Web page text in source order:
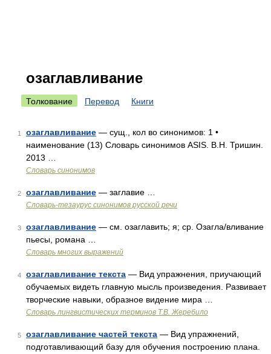
озаглавливание
Толкование Перевод Книги
1 озаглавливание — сущ., кол во синонимов: 1 •
наименование (13) Словарь синонимов ASIS. В.Н. Тришин.
2013 …
Словарь синонимов
2 озаглавливание — заглавие …
Словарь-тезаурус синонимов русской речи
3 озаглавливание — см. озаглавить; я; ср. Озагла/вливание
пьесы, романа …
Словарь многих выражений
4 озаглавливание текста — Вид упражнения, приучающий
обучаемых видеть главную мысль произведения. Развивает
творческие навыки, образное видение мира …
Словарь лингвистических терминов Т.В. Жеребило
5 озаглавливание частей текста — Вид упражнений,
подготавливающий базу для обучения построению плана.